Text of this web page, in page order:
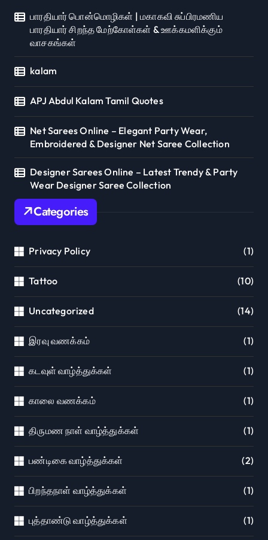
பாரதியார் பொன்மொழிகள் | மகாகவி சுப்பிரமணிய
பாரதியார் சிறந்த மேற்கோள்கள் & ஊக்கமளிக்கும்
வாசகங்கள்
kalam
APJ Abdul Kalam Tamil Quotes
Net Sarees Online – Elegant Party Wear,
Embroidered & Designer Net Saree Collection
Designer Sarees Online – Latest Trendy & Party
Wear Designer Saree Collection
Categories
Privacy Policy (1)
Tattoo (10)
Uncategorized (14)
இரவு வணக்கம் (1)
கடவுள் வாழ்த்துக்கள் (1)
காலை வணக்கம் (1)
திருமண நாள் வாழ்த்துக்கள் (1)
பண்டிகை வாழ்த்துக்கள் (2)
பிறந்தநாள் வாழ்த்துக்கள் (1)
புத்தாண்டு வாழ்த்துக்கள் (1)